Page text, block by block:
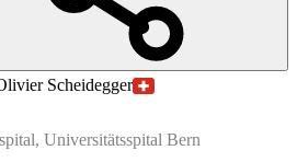
PS
Scheidegger
Universitätsspital Bern